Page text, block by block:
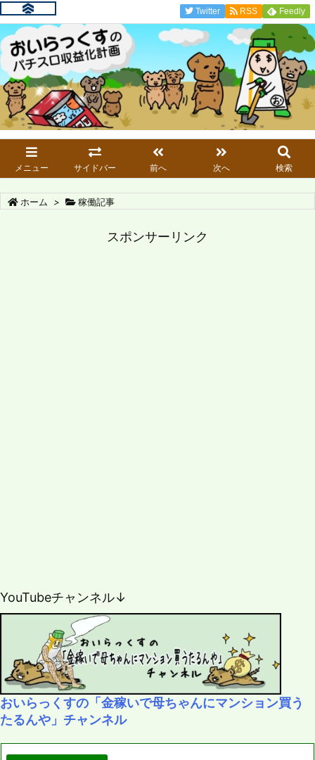
メニュー サイドバー 前へ 次へ 検索
Twitter RSS Feedly
ホーム > 稼働記事
スポンサーリンク
YouTubeチャンネル↓
おいらっくすの「金稼いで母ちゃんにマンション買う
たるんや」チャンネル